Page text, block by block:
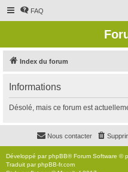
FAQ
Index du forum
Informations
Désolé, mais ce forum est
Nous contacter
Développé parphpBB® Forum Software ©
Traduit parphpBB-fr.com